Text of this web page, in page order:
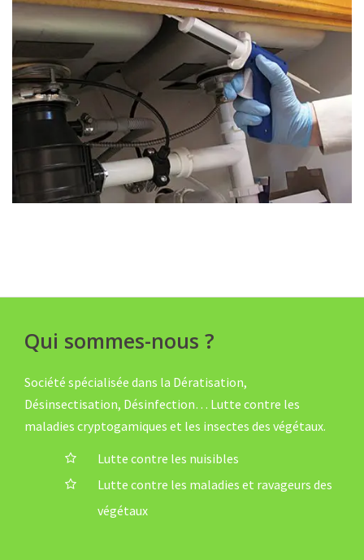
Qui sommes-nous ?
Société spécialisée dans la Dératisation,
Désinsectisation, Désinfection… Lutte contre les
maladies cryptogamiques et les insectes des végétaux.
Lutte contre les nuisibles
Lutte contre les maladies et ravageurs des
végétaux